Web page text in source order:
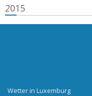
2015
Wetter in Luxemburg